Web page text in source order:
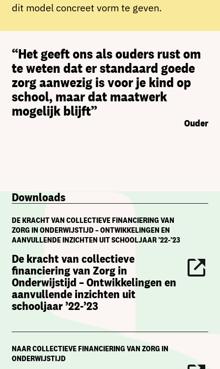
dit model concreet vorm te geven.
“Het geeft ons als ouders rust om
te weten dat er standaard goede
zorg aanwezig is voor je kind op
school, maar dat maatwerk
mogelijk blijft”
Ouder
Downloads
DE KRACHT VAN COLLECTIEVE FINANCIERING VAN
ZORG IN ONDERWIJSTIJD – ONTWIKKELINGEN EN
AANVULLENDE INZICHTEN UIT SCHOOLJAAR ’22-’23
De kracht van collectieve
financiering van Zorg in
Onderwijstijd – Ontwikkelingen en
aanvullende inzichten uit
schooljaar ’22-’23
NAAR COLLECTIEVE FINANCIERING VAN ZORG IN
ONDERWIJSTIJD